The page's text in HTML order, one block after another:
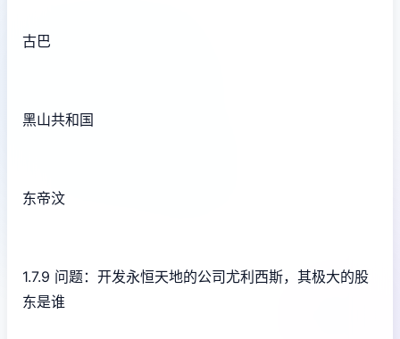
古巴
黑山共和国
东帝汶
1.7.9 问题：开发永恒天地的公司尤利西斯，其极大的股
东是谁